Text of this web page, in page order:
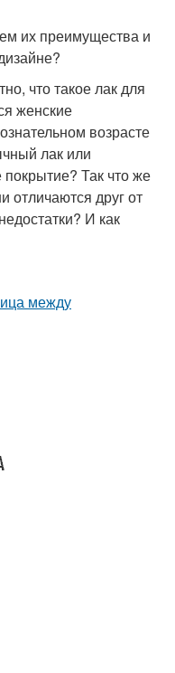
их преимущества и
что такое лак для
женские
возрасте
лак или
Так что же
отличаются друг от
И как